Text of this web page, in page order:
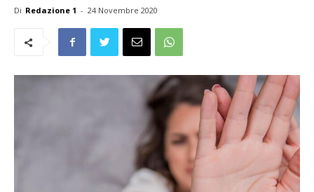
Di Redazione 1 - 24 Novembre 2020